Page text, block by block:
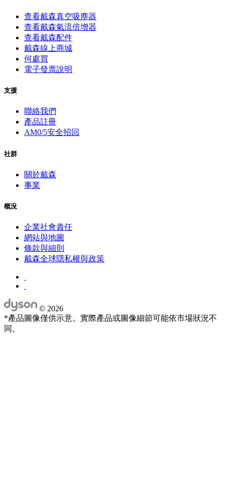
查看戴森真空吸塵器
查看戴森氣流倍增器
查看戴森配件
戴森線上商城
何處買
電子發票說明
支援
聯絡我們
產品註冊
AM0/5安全招回
社群
關於戴森
事業
概況
企業社會責任
網站與地圖
條款與細則
戴森全球隱私權與政策
© 2026
*產品圖像僅供示意。實際產品或圖像細節可能依市場狀況不
同。